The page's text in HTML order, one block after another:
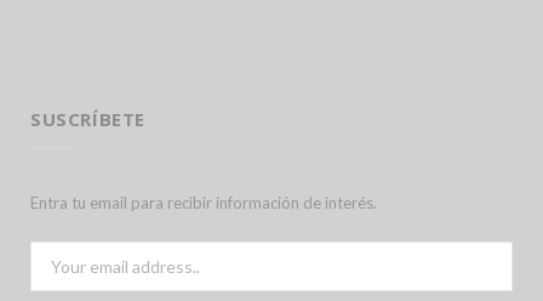
SUSCRÍBETE
Entra tu email para recibir información de interés.